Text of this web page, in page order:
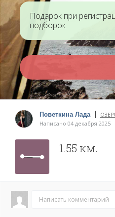
Подарок при
подборок
Поветкина Лада
Написано 04 декабря 2025
1.55 км.
Написать комментарий